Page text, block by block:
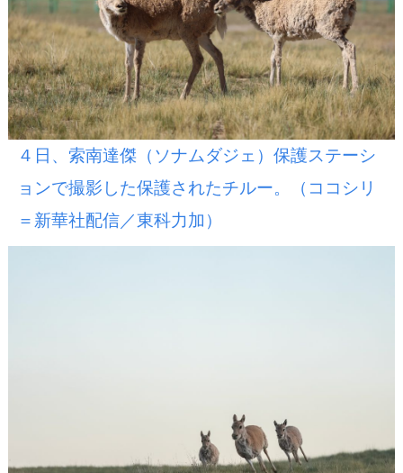
４日、索南達傑（ソナムダジェ）保護ステーシ
ョンで撮影した保護されたチルー。（ココシリ
＝新華社配信／東科力加）